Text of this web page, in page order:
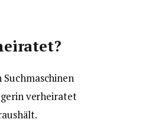
verheiratet